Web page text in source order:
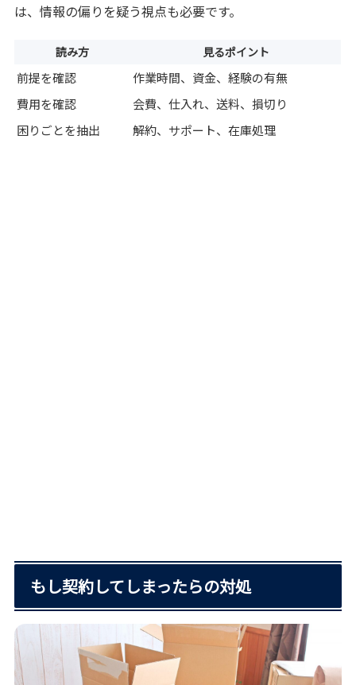
は、情報の偏りを疑う視点も必要です。
読み方 見るポイント
前提を確認
作業時間、資金、経験の有無
費用を確認
会費、仕入れ、送料、損切り
困りごとを抽出
解約、サポート、在庫処理
もし契約してしまったらの対処